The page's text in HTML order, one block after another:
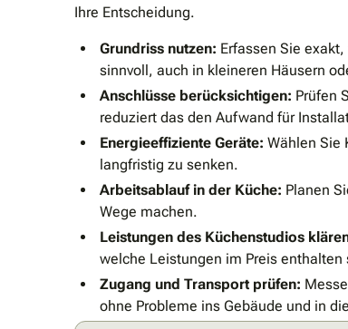
Ihre Entscheidung.
Grundriss nutzen: Erfassen Sie
sinnvoll, auch in kleineren Häusern
Anschlüsse berücksichtigen: Prüfen
reduziert das den Aufwand für
Energieeffiziente Geräte: Wählen Sie
langfristig zu senken.
Arbeitsablauf in der Küche: Planen
Wege machen.
Leistungen des Küchenstudios
welche Leistungen im Preis
Zugang und Transport prüfen:
ohne Probleme ins Gebäude und in